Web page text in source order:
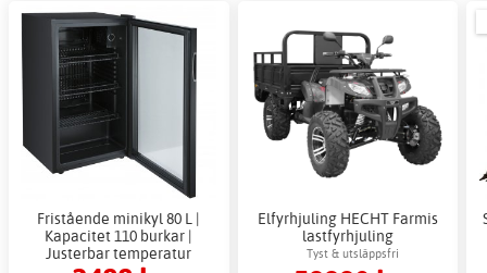
Fristående minikyl 80 L |
Kapacitet 110 burkar |
Justerbar temperatur
Elfyrhjuling HECHT Farmis
lastfyrhjuling
Tyst & utsläppsfri